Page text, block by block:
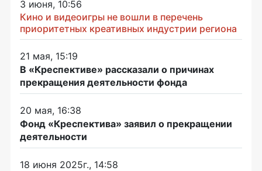
3 июня, 10:56
Кино и видеоигры не вошли в перечень
приоритетных креативных индустрии региона
21 мая, 15:19
В «Креспективе» рассказали о причинах
прекращения деятельности фонда
20 мая, 16:38
Фонд «Креспектива» заявил о прекращении
деятельности
18 июня 2025г., 14:58